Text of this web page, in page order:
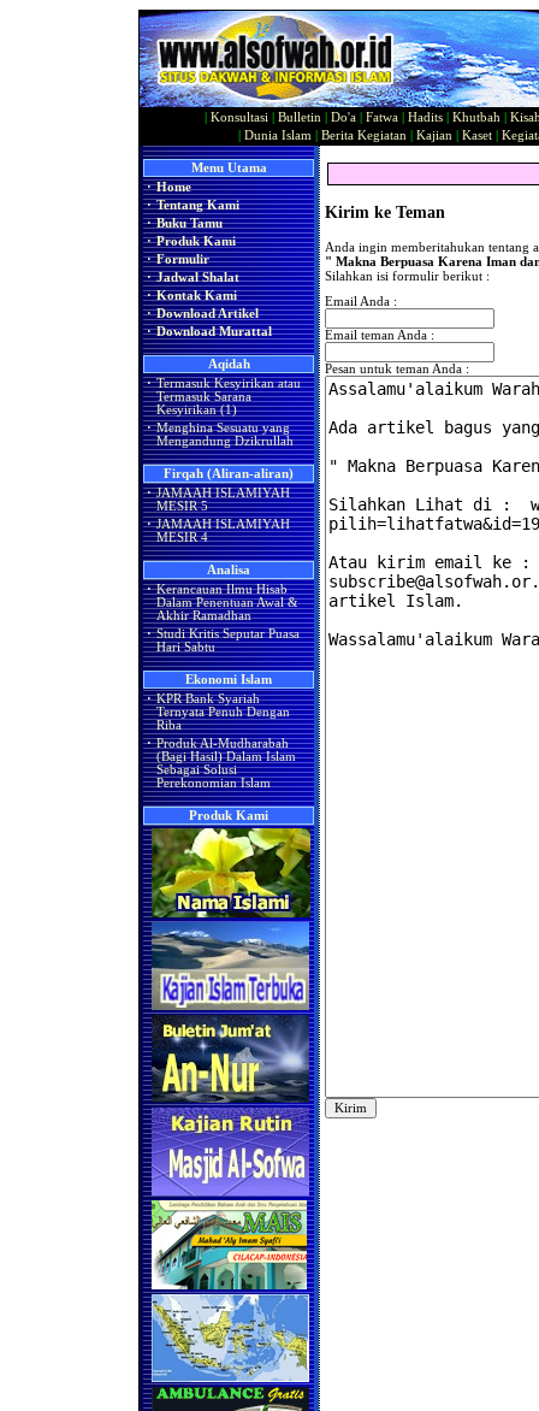
Konsultasi Bulletin Do'a Fatwa Hadits Khutbah
Dunia Islam Berita Kegiatan Kajian Kaset|
Menu Utama
· Home
· Tentang Kami
· Buku Tamu
· Produk Kami
· Formulir
· Jadwal Shalat
· Kontak Kami
· Download Artikel
· Download Murattal
Aqidah
· Termasuk Kesyirikan atau
Termasuk Sarana
Kesyirikan (1)
· Menghina Sesuatu yang
Mengandung Dzikrullah
Firqah (Aliran-aliran)
· JAMAAH ISLAMIYAH
MESIR 5
· JAMAAH ISLAMIYAH
MESIR 4
Analisa
· Kerancauan Ilmu Hisab
Dalam Penentuan Awal &
Akhir Ramadhan
· Studi Kritis Seputar Puasa
Hari Sabtu
Ekonomi Islam
· KPR Bank Syariah
Ternyata Penuh Dengan
Riba
· Produk Al-Mudharabah
(Bagi Hasil) Dalam Islam
Sebagai Solusi
Perekonomian Islam
Produk Kami
Kirim ke Teman
Anda ingin memberitahukan tentang
" Makna Berpuasa Karena Iman
Silahkan isi formulir berikut :
Email Anda :
Email teman Anda :
Pesan untuk teman Anda :